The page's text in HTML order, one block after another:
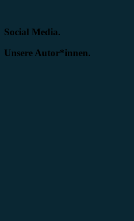
Social Media.
Unsere Autor*innen.